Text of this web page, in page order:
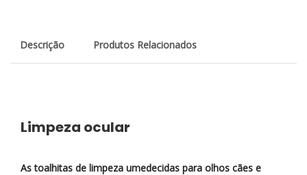
Descrição Produtos Relacionados
Limpeza ocular
As toalhitas de limpeza umedecidas para olhos cães e